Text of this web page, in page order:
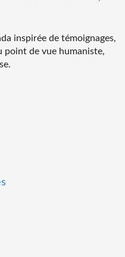
inspirée de témoignages,
point de vue humaniste,